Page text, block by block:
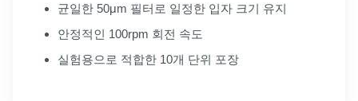
균일한 50μm 필터로 일정한 입자 크기 유지
안정적인 100rpm 회전 속도
실험용으로 적합한 10개 단위 포장